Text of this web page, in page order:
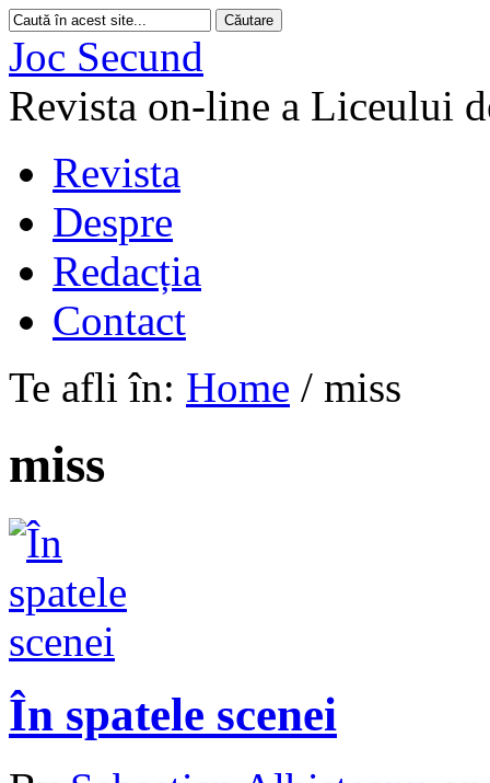
Joc Secund
Revista on-line a Liceului
Revista
Despre
Redacția
Contact
Te afli în: Home / miss
miss
În spatele scenei